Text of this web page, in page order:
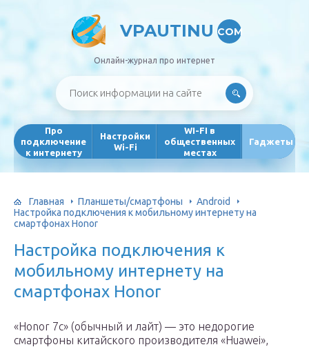
VPAUTINU COM
Онлайн-журнал про интернет
Про
подключение
к интернету
Настройки
Wi-Fi
WI-FI в
общественных
местах
Гаджеты
Главная Планшеты/смартфоны
Android
Настройка подключения к мобильному интернету на
смартфонах Honor
Настройка подключения к
мобильному интернету на
смартфонах Honor
«Honor 7с» (обычный и лайт) — это недорогие
смартфоны китайского производителя «Huawei»,